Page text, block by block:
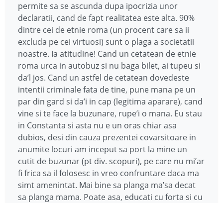
permite sa se ascunda dupa ipocrizia unor
declaratii, cand de fapt realitatea este alta. 90%
dintre cei de etnie roma (un procent care sa ii
excluda pe cei virtuosi) sunt o plaga a societatii
noastre. Ia atitudine! Cand un cetatean de etnie
roma urca in autobuz si nu baga bilet, ai tupeu si
da’l jos. Cand un astfel de cetatean dovedeste
intentii criminale fata de tine, pune mana pe un
par din gard si da’i in cap (legitima aparare), cand
vine si te face la buzunare, rupe’i o mana. Eu stau
in Constanta si asta nu e un oras chiar asa
dubios, desi din cauza prezentei covarsitoare in
anumite locuri am inceput sa port la mine un
cutit de buzunar (pt div. scopuri), pe care nu mi’ar
fi frica sa il folosesc in vreo confruntare daca ma
simt amenintat. Mai bine sa planga ma’sa decat
sa planga mama. Poate asa, educati cu forta si cu